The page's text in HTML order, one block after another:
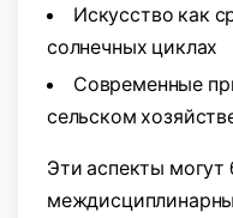
Искусство как
солнечных циклах
Современные
сельском
Эти аспекты могут